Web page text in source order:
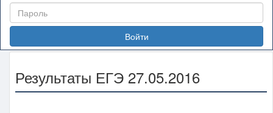
Войти
Результаты ЕГЭ 27.05.2016